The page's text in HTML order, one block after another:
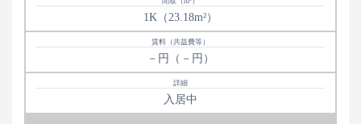
1K（23.18m²）
－円（－円）
入居中